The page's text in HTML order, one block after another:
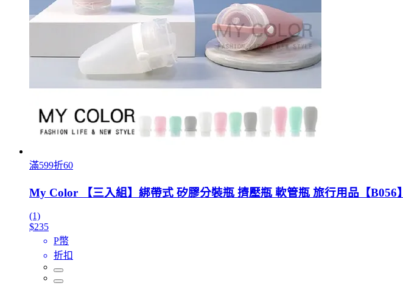
滿599折60
My Color 【三入組】綁帶式 矽膠分裝瓶 擠壓瓶 軟管瓶 旅行用品【B056】
(1)
$235
P幣
折扣